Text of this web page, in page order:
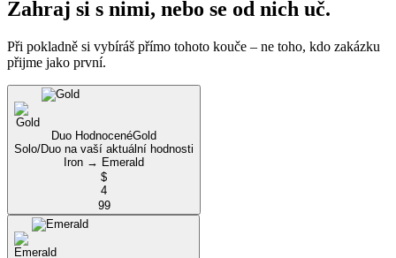
Zahraj si s nimi, nebo se od nich uč.
Při pokladně si vybíráš přímo tohoto kouče – ne toho, kdo zakázku
přijme jako první.
Duo HodnocenéGold
Solo/Duo na vaší aktuální hodnosti
Iron → Emerald
$
4
99